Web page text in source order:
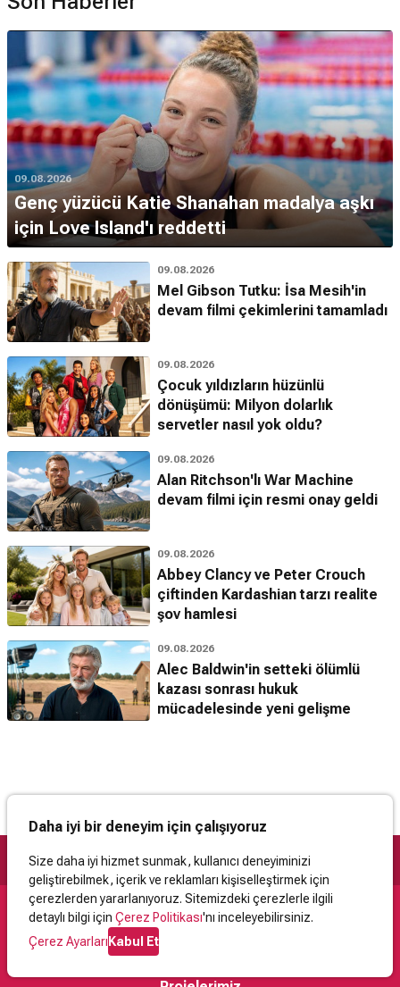
09.08.2026
Genç yüzücü Katie Shanahan madalya aşkı
için Love Island'ı reddetti
09.08.2026
Mel Gibson Tutku: İsa Mesih'in
devam filmi çekimlerini tamamladı
09.08.2026
Çocuk yıldızların hüzünlü
dönüşümü: Milyon dolarlık
servetler nasıl yok oldu?
09.08.2026
Alan Ritchson'lı War Machine
devam filmi için resmi onay geldi
09.08.2026
Abbey Clancy ve Peter Crouch
çiftinden Kardashian tarzı realite
şov hamlesi
09.08.2026
Alec Baldwin'in setteki ölümlü
kazası sonrası hukuk
mücadelesinde yeni gelişme
Daha iyi bir deneyim için çalışıyoruz
Size daha iyi hizmet sunmak, kullanıcı deneyiminizi
geliştirebilmek, içerik ve reklamları kişiselleştirmek için
çerezlerden yararlanıyoruz. Sitemizdeki çerezlerle ilgili
detaylı bilgi için Çerez Politikası'nı inceleyebilirsiniz.
Çerez AyarlarıKabul Et
Destek
İletişimYardımKullanıcı Sözleşmesi